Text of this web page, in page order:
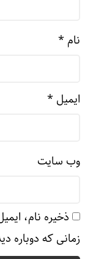
نام *
ایمیل *
وب‌ سایت
ذخیره نام،
زمانی که دوباره